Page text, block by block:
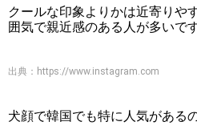
クールな印象よりかは近寄りや
囲気で親近感のある人が多いで
出典： https://www.instagram.com
犬顔で韓国でも特に人気がある